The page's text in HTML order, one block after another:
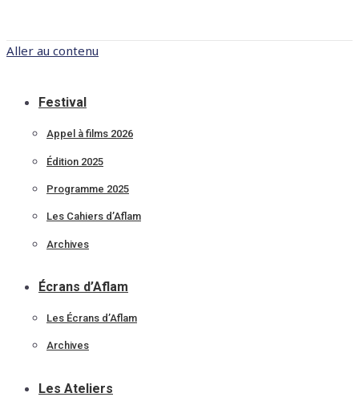
Aller au contenu
Festival
Appel à films 2026
Édition 2025
Programme 2025
Les Cahiers d’Aflam
Archives
Écrans d’Aflam
Les Écrans d’Aflam
Archives
Les Ateliers